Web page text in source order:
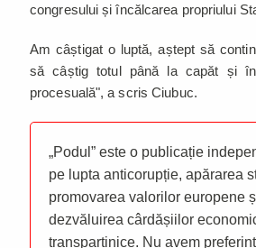
congresului și încălcarea propriului
Am câștigat o luptă, aștept să
să câștig totul până la capăt și în
procesuală", a scris Ciubuc.
„Podul” este o publicație
pe lupta anticorupție, apărarea
promovarea valorilor europene
dezvăluirea cârdășiilor
transpartinice. Nu avem